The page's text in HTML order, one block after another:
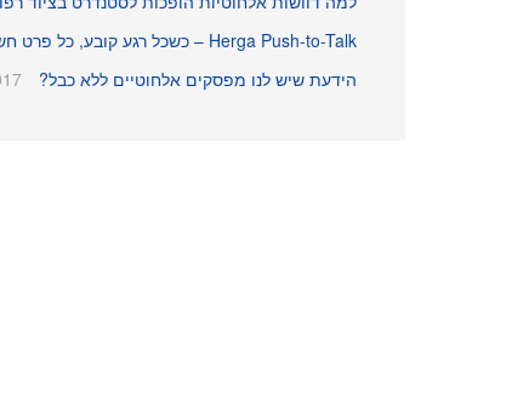
Herga Push-to-Talk – כשכל רגע קובע, כל פרט חשוב
הידעת שיש לנו מפסקים אלחוטיים ללא כבל?